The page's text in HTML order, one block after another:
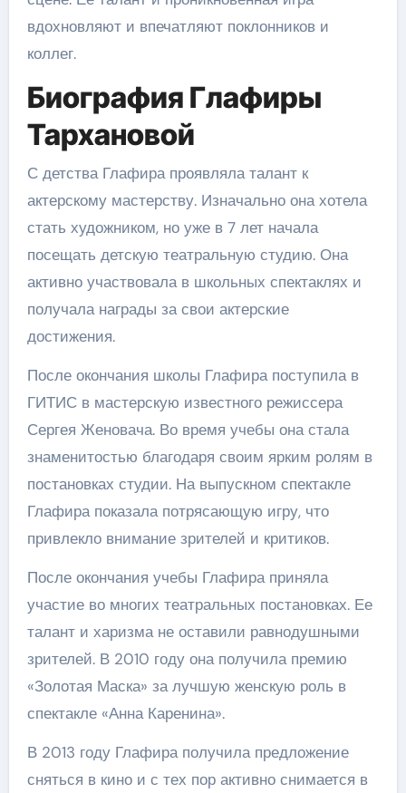
вдохновляют и впечатляют поклонников и
коллег.
Биография Глафиры
Тархановой
С детства Глафира проявляла талант к
актерскому мастерству. Изначально она хотела
стать художником, но уже в 7 лет начала
посещать детскую театральную студию. Она
активно участвовала в школьных спектаклях и
получала награды за свои актерские
достижения.
После окончания школы Глафира поступила в
ГИТИС в мастерскую известного режиссера
Сергея Женовача. Во время учебы она стала
знаменитостью благодаря своим ярким ролям в
постановках студии. На выпускном спектакле
Глафира показала потрясающую игру, что
привлекло внимание зрителей и критиков.
После окончания учебы Глафира приняла
участие во многих театральных постановках. Ее
талант и харизма не оставили равнодушными
зрителей. В 2010 году она получила премию
«Золотая Маска» за лучшую женскую роль в
спектакле «Анна Каренина».
В 2013 году Глафира получила предложение
сняться в кино и с тех пор активно снимается в